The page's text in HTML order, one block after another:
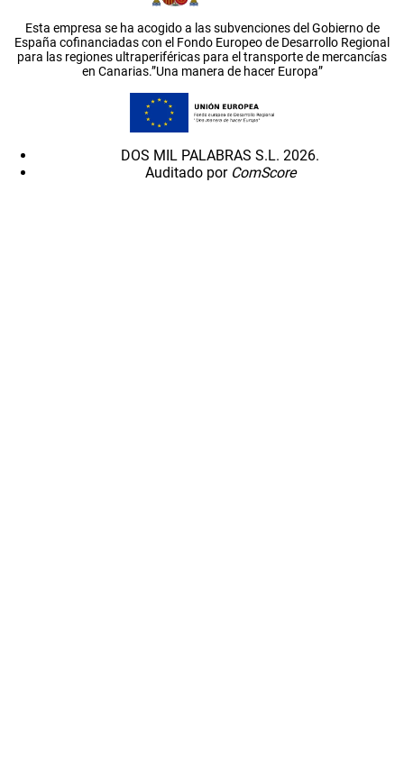
Esta empresa se ha acogido a las subvenciones del Gobierno de
España cofinanciadas con el Fondo Europeo de Desarrollo Regional
para las regiones ultraperiféricas para el transporte de mercancías
en Canarias.”Una manera de hacer Europa”
DOS MIL PALABRAS S.L. 2026.
Auditado por ComScore